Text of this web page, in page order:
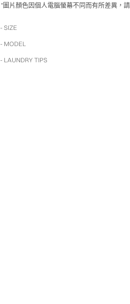
*圖片顏色因個人電腦螢幕不同而有所差異，
- SIZE
- MODEL
- LAUNDRY TIPS